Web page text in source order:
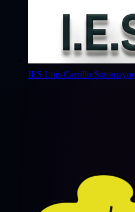
IES Luis Carrillo Sotomayor